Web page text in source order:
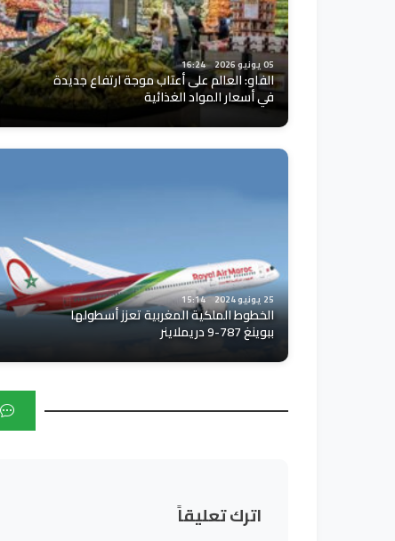
05 يونيو 2026 16:24
الفاو: العالم على أعتاب موجة ارتفاع جديدة
في أسعار المواد الغذائية
25 يونيو 2024 15:14
الخطوط الملكية المغربية تعزز أسطولها
ببوينغ 787-9 دريملاينر
اترك تعليقاً